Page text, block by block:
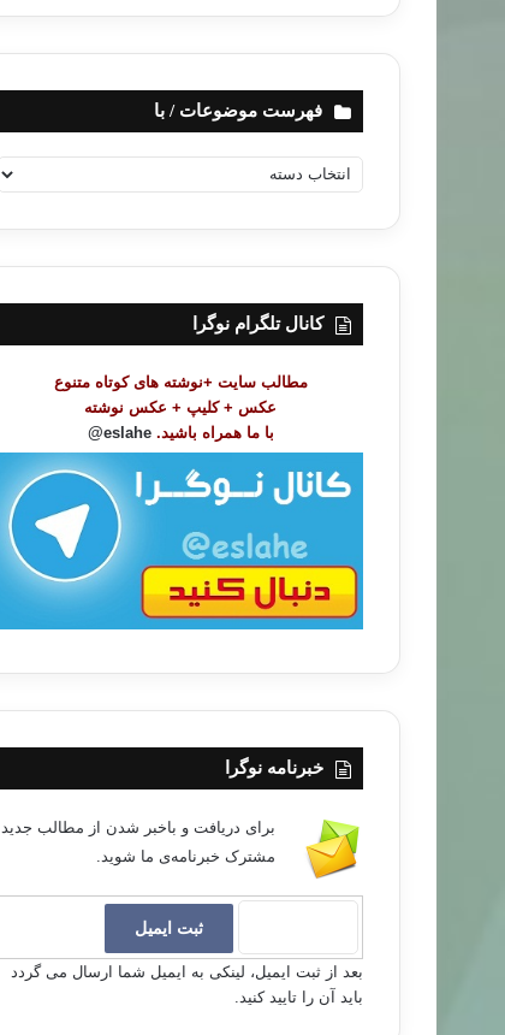
فهرست موضوعات / با
ه
ت
ض
کانال تلگرام نوگرا
مطالب سایت +نوشته های کوتاه متنوع
عکس + کلیپ + عکس نوشته
با ما همراه باشید. eslahe@
خبرنامه نوگرا
برای دریافت و باخبر شدن از مطالب جدید
مشترک خبرنامه‌ی ما شوید.
بعد از ثبت ایمیل، لینکی به ایمیل شما ارسال می گردد
باید آن را تایید کنید.